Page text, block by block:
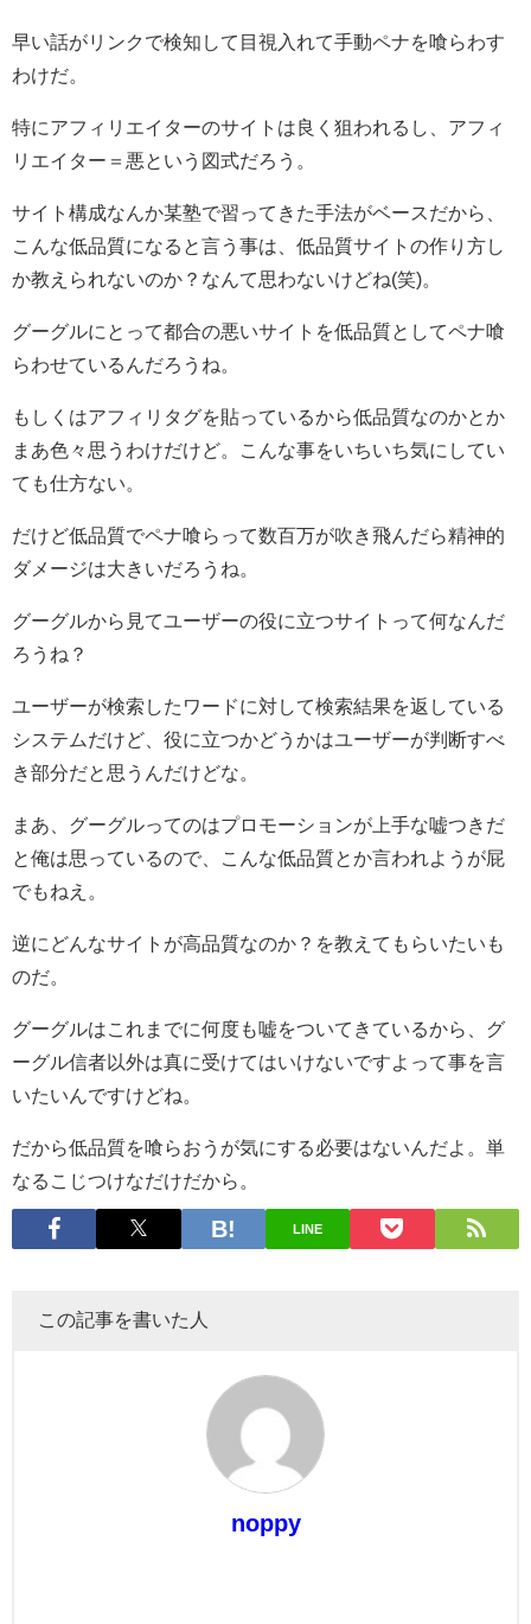
早い話がリンクで検知して目視入れて手動ペナを喰らわす
わけだ。
特にアフィリエイターのサイトは良く狙われるし、アフィ
リエイター＝悪という図式だろう。
サイト構成なんか某塾で習ってきた手法がベースだから、
こんな低品質になると言う事は、低品質サイトの作り方し
か教えられないのか？なんて思わないけどね(笑)。
グーグルにとって都合の悪いサイトを低品質としてペナ喰
らわせているんだろうね。
もしくはアフィリタグを貼っているから低品質なのかとか
まあ色々思うわけだけど。こんな事をいちいち気にしてい
ても仕方ない。
だけど低品質でペナ喰らって数百万が吹き飛んだら精神的
ダメージは大きいだろうね。
グーグルから見てユーザーの役に立つサイトって何なんだ
ろうね？
ユーザーが検索したワードに対して検索結果を返している
システムだけど、役に立つかどうかはユーザーが判断すべ
き部分だと思うんだけどな。
まあ、グーグルってのはプロモーションが上手な嘘つきだ
と俺は思っているので、こんな低品質とか言われようが屁
でもねえ。
逆にどんなサイトが高品質なのか？を教えてもらいたいも
のだ。
グーグルはこれまでに何度も嘘をついてきているから、グ
ーグル信者以外は真に受けてはいけないですよって事を言
いたいんですけどね。
だから低品質を喰らおうが気にする必要はないんだよ。単
なるこじつけなだけだから。
LINE
この記事を書いた人
noppy